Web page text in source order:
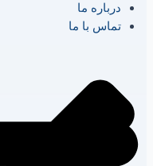
درباره ما
تماس با ما